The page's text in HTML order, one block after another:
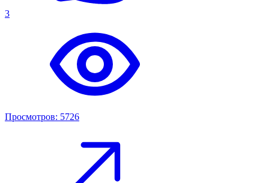
3
Просмотров: 5726